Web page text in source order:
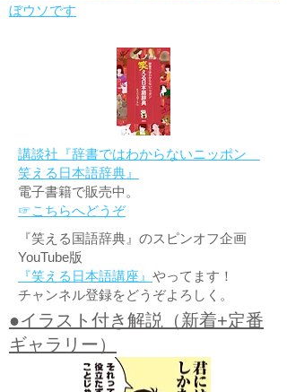
ぼウソです
講談社『辞書ではわからないニッポン
笑える日本語辞典』
電子書籍で販売中。
☞こちらへどうぞ
『笑える国語辞典』のスピンオフ企画
YouTube版
『笑える日本語講座』 やってます！
チャンネル登録をどうぞよろしく。
●イラスト付き解説（新着+定番
ギャラリー）